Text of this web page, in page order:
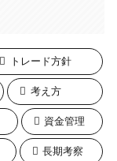
トレード方針
考え方
資金管理
長期考察